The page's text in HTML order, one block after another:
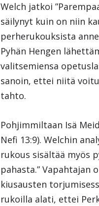
Welch jatkoi
säilynyt kuin on niin
perherukouksista
Pyhän Hengen
valitsemiensa
sanoin, ettei niitä
tahto.
Pohjimmiltaan Isä
Nefi 13:9). Welchin
rukous sisältää myös
pahasta.” Vapahtajan
kiusausten
rukoilla alati, ettei